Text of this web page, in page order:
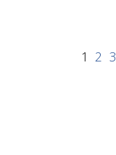
1 2 3